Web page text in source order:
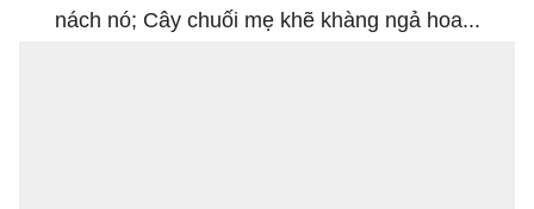
nách nó; Cây chuối mẹ khẽ khàng ngả hoa...